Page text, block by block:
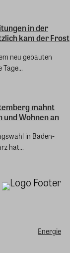
in der
kam der Frost
neu gebauten
Tage...
mahnt
und Wohnen an
in Baden-
hat...
Energie